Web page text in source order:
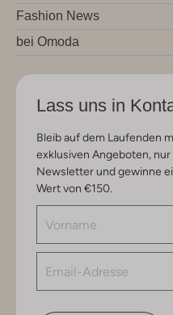
Fashion News
bei Omoda
Lass uns in
Bleib auf dem Laufenden
exklusiven Angeboten,
Newsletter und gewinne
Wert von €150.